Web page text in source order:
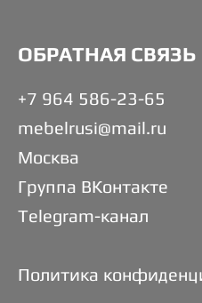
ОБРАТНАЯ СВЯЗЬ
+7 964 586-23-65
mebelrusi@mail.ru
Москва
Группа ВКонтакте
Telegram-канал
Политика